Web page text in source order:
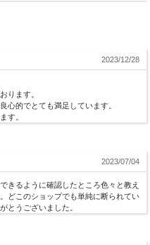
合の最短納期です。
2023/12/28
ります。
心的でとても満足しています。
す。
2023/07/04
きるように確認したところ色々と教え
どこのショップでも単純に断られてい
とうございました。